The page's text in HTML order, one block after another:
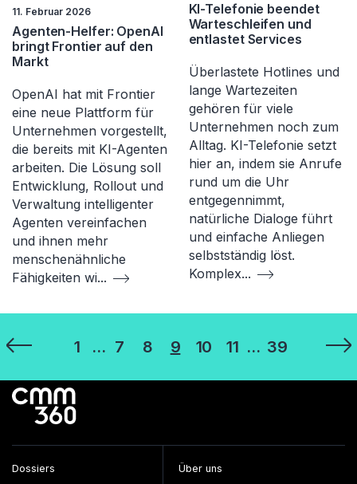
11. Februar 2026
Agenten-Helfer: OpenAI
bringt Frontier auf den
Markt
OpenAI hat mit Frontier
eine neue Plattform für
Unternehmen vorgestellt,
die bereits mit KI-Agenten
arbeiten. Die Lösung soll
Entwicklung, Rollout und
Verwaltung intelligenter
Agenten vereinfachen
und ihnen mehr
menschenähnliche
Fähigkeiten wi...
KI-Telefonie beendet
Warteschleifen und
entlastet Services
Überlastete Hotlines und
lange Wartezeiten
gehören für viele
Unternehmen noch zum
Alltag. KI-Telefonie setzt
hier an, indem sie Anrufe
rund um die Uhr
entgegennimmt,
natürliche Dialoge führt
und einfache Anliegen
selbstständig löst.
Komplex...
Seitennummerierung
der
Beiträge
1 … 7 8 9 10 11 … 39
Dossiers
Über uns